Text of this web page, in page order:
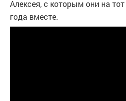
Алексея, с которым они на
года вместе.